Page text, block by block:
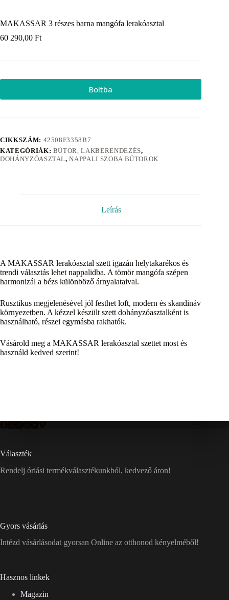
MAKASSAR 3 részes barna mangófa lerakóasztal
60 290,00 Ft
Boltba
CIKKSZÁM: 42508F3358B7
KATEGÓRIÁK: BÚTOR, LAKBERENDEZÉS,
DOHÁNYZÓASZTAL,NAPPALI SZOBA BÚTOROK
Leírás
A MAKASSAR lerakóasztal szett igazán helytakarékos és
trendi választás lehet nappalidba. A tömör mangófa szépen
harmonizál a bézs különböző árnyalataival.
Rusztikus megjelenésével jól festhet loft, modern és skandináv
környezetben. A kézzel készült szett dohányzóasztalként is
használható, részei egymásba rakhatók.
Vásárold meg a MAKASSAR lerakóasztal szettet most és
használd kedved szerint!
Választék
Rendelj óriási termékválasztékunkból, kedvező áron!
Gyors vásárlás
Intézd vásárlásodat gyorsan Online az otthonod kényelméből!
Hasznos linkek
Magazin